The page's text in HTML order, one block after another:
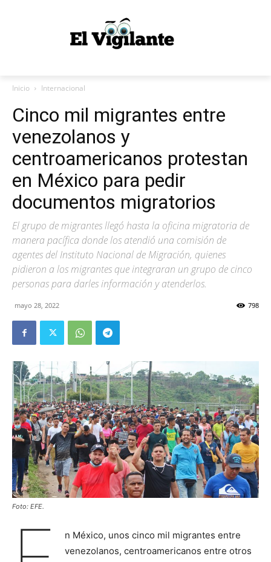
Inicio Internacional
Cinco mil migrantes entre
venezolanos y
centroamericanos protestan
en México para pedir
documentos migratorios
El grupo de migrantes llegó hasta la oficina migratoria de
manera pacífica donde los atendió una comisión de
agentes del Instituto Nacional de Migración, quienes
pidieron a los migrantes que integraran un grupo de cinco
personas para darles información y atenderlos.
mayo 28, 2022 798
Foto: EFE.
n México, unos cinco mil migrantes entre
venezolanos, centroamericanos entre otros